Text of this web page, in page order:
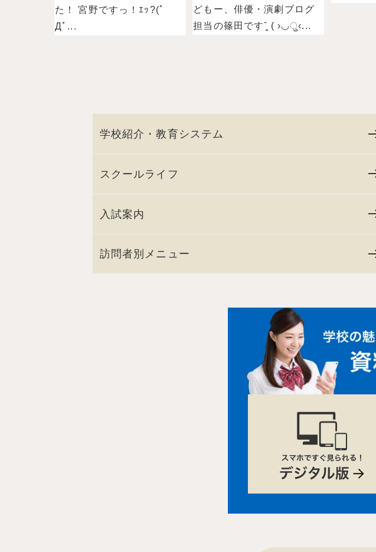
た！ 宮野ですっ！ｴｯ?(ﾟ
Дﾟ...
どもー、俳優・演劇ブログ
担当の篠田ですˉ̞̭ ( ›◡ु‹...
学校紹介・教育システム
スクールライフ
入試案内
訪問者別メニュー